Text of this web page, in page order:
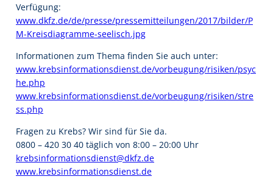
Verfügung:
www.dkfz.de/de/presse/pressemitteilungen/2017/bilder/P
M-Kreisdiagramme-seelisch.jpg
Informationen zum Thema finden Sie auch unter:
www.krebsinformationsdienst.de/vorbeugung/risiken/psyc
he.php
www.krebsinformationsdienst.de/vorbeugung/risiken/stre
ss.php
Fragen zu Krebs? Wir sind für Sie da.
0800 – 420 30 40 täglich von 8:00 – 20:00 Uhr
krebsinformationsdienst@dkfz.de
www.krebsinformationsdienst.de